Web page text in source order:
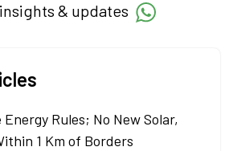
& updates
Energy Rules; No New Solar,
1 Km of Borders